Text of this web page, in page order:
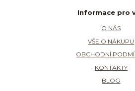
Informace pro
O NÁS
VŠE O NÁKUPU
OBCHODNÍ
KONTAKTY
BLOG